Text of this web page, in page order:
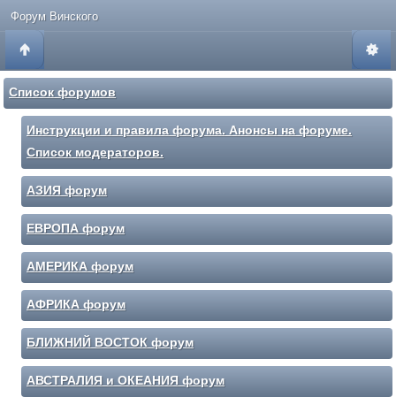
Форум Винского
Список форумов
Инструкции и правила форума. Анонсы на форуме.
Список модераторов.
АЗИЯ форум
ЕВРОПА форум
АМЕРИКА форум
АФРИКА форум
БЛИЖНИЙ ВОСТОК форум
АВСТРАЛИЯ и ОКЕАНИЯ форум